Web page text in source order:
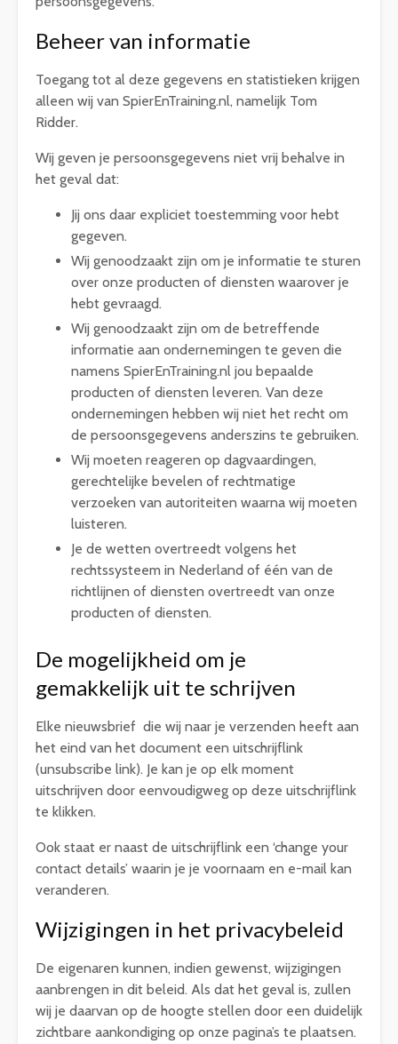
Beheer van informatie
Toegang tot al deze gegevens en statistieken krijgen
alleen wij van SpierEnTraining.nl, namelijk Tom
Ridder.
Wij geven je persoonsgegevens niet vrij behalve in
het geval dat:
Jij ons daar expliciet toestemming voor hebt
gegeven.
Wij genoodzaakt zijn om je informatie te sturen
over onze producten of diensten waarover je
hebt gevraagd.
Wij genoodzaakt zijn om de betreffende
informatie aan ondernemingen te geven die
namens SpierEnTraining.nl jou bepaalde
producten of diensten leveren. Van deze
ondernemingen hebben wij niet het recht om
de persoonsgegevens anderszins te gebruiken.
Wij moeten reageren op dagvaardingen,
gerechtelijke bevelen of rechtmatige
verzoeken van autoriteiten waarna wij moeten
luisteren.
Je de wetten overtreedt volgens het
rechtssysteem in Nederland of één van de
richtlijnen of diensten overtreedt van onze
producten of diensten.
De mogelijkheid om je
gemakkelijk uit te schrijven
Elke nieuwsbrief die wij naar je verzenden heeft aan
het eind van het document een uitschrijflink
(unsubscribe link). Je kan je op elk moment
uitschrijven door eenvoudigweg op deze uitschrijflink
te klikken.
Ook staat er naast de uitschrijflink een ‘change your
contact details’ waarin je je voornaam en e-mail kan
veranderen.
Wijzigingen in het privacybeleid
De eigenaren kunnen, indien gewenst, wijzigingen
aanbrengen in dit beleid. Als dat het geval is, zullen
wij je daarvan op de hoogte stellen door een duidelijk
zichtbare aankondiging op onze pagina’s te plaatsen.